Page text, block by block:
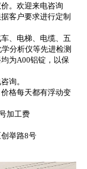
。欢迎来电咨询
客户要求进行定制
、电梯、电缆、五
分析仪等先进检测
为A00铝锭，以保
询。
格每天都有浮动变
加工费
举路8号